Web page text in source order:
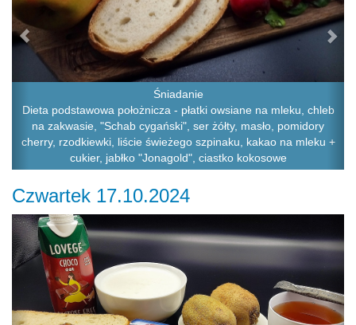
Śniadanie
Dieta podstawowa położnicza - płatki owsiane na mleku, chleb
na zakwasie, "Schab cygański", ser żółty, masło, pomidory
cherry, rzodkiewki, liście świeżego szpinaku, kakao na mleku +
cukier, jabłko "Jonagold", ciastko kokosowe
Czwartek 17.10.2024
Previous